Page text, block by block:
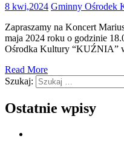
8 kwi,2024 Gminny Ośrodek
Zapraszamy na Koncert
maja 2024 roku o godzinie
Ośrodka Kultury “KUŹNIA”
Read More
Szukaj:
Ostatnie wpisy